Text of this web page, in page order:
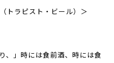
トラピスト・ビール）＞
、」時には食前酒、時には食